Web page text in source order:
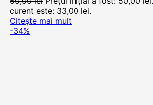
curent este: 33,00 lei.
Citește mai mult
-34%